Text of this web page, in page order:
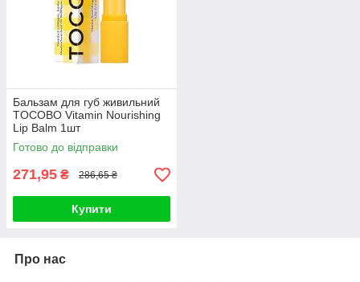
Бальзам для губ живильний
TOCOBO Vitamin Nourishing
Lip Balm 1шт
Готово до відправки
271,95 ₴ 286,65 ₴
Купити
Про нас